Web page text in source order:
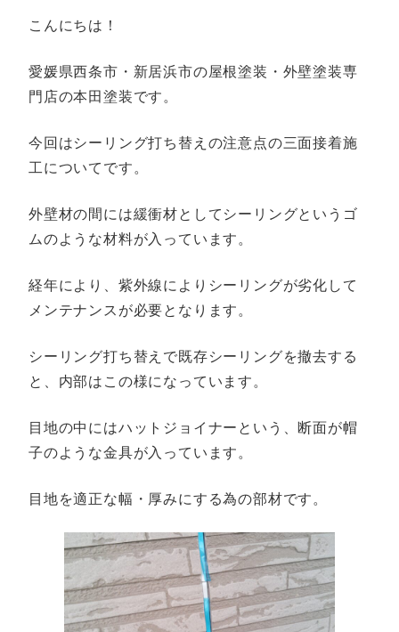
こんにちは！
愛媛県西条市・新居浜市の屋根塗装・外壁塗装専
門店の本田塗装です。
今回はシーリング打ち替えの注意点の三面接着施
工についてです。
外壁材の間には緩衝材としてシーリングというゴ
ムのような材料が入っています。
経年により、紫外線によりシーリングが劣化して
メンテナンスが必要となります。
シーリング打ち替えで既存シーリングを撤去する
と、内部はこの様になっています。
目地の中にはハットジョイナーという、断面が帽
子のような金具が入っています。
目地を適正な幅・厚みにする為の部材です。